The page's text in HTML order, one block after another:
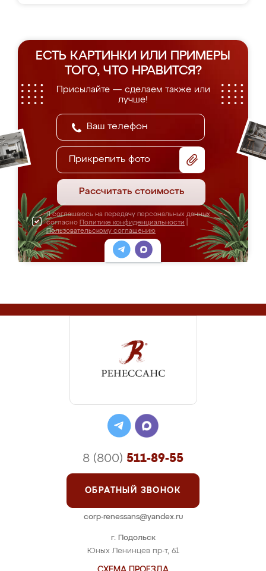
ЕСТЬ КАРТИНКИ ИЛИ ПРИМЕРЫ
ТОГО, ЧТО НРАВИТСЯ?
Присылайте — сделаем также или
лучше!
Прикрепить фото
Рассчитать стоимость
Я соглашаюсь на передачу персональных данных
согласно Политике конфиденциальности
Пользовательскому соглашению
г. Подольск
Юных Ленинцев пр-т, 61
8 (800) 511-89-55
ОБРАТНЫЙ ЗВОНОК
corp-renessans@yandex.ru